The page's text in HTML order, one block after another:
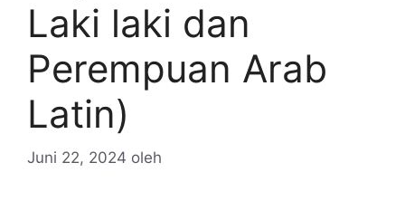
Laki laki dan
Perempuan Arab
Latin)
Juni 22, 2024 oleh